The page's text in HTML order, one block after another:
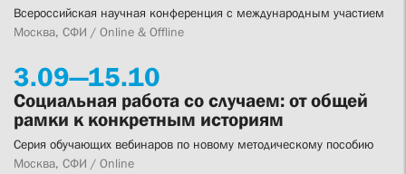
Всероссийская научная конференция с международным участием
Москва, СФИ / Online & Offline
3.09—15.10
Социальная работа со случаем: от общей
рамки к конкретным историям
Серия обучающих вебинаров по новому методическому пособию
Москва, СФИ / Online